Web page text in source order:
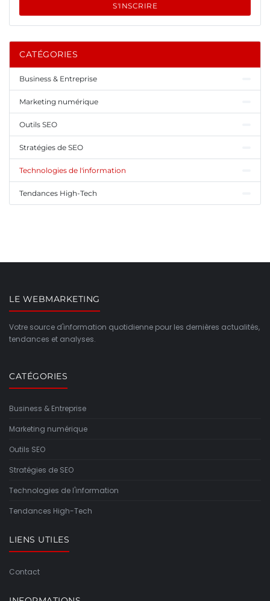
S'INSCRIRE
CATÉGORIES
Business & Entreprise
Marketing numérique
Outils SEO
Stratégies de SEO
Technologies de l'information
Tendances High-Tech
LE WEBMARKETING
Votre source d'information quotidienne pour les dernières actualités,
tendances et analyses.
CATÉGORIES
Business & Entreprise
Marketing numérique
Outils SEO
Stratégies de SEO
Technologies de l'information
Tendances High-Tech
LIENS UTILES
Contact